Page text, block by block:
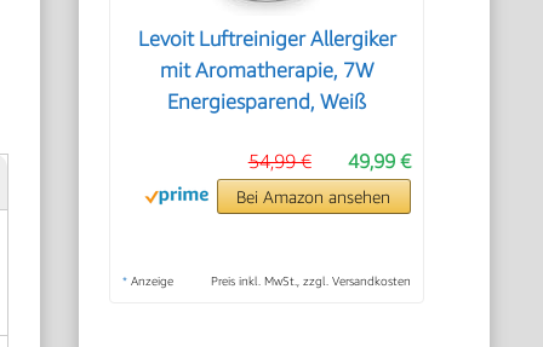
Levoit Luftreiniger Allergiker
mit Aromatherapie, 7W
Energiesparend, Weiß
49,99 €
54,99 €
Bei Amazon ansehen
* Anzeige Preis inkl. MwSt., zzgl. Versandkosten